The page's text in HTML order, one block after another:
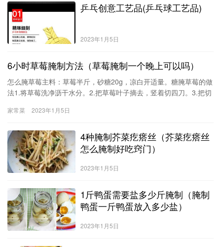
乒乓创意工艺品(乒乓球工艺品)
2023年1月5日
6小时草莓腌制方法（草莓腌制一个晚上可以吗）
怎么腌草莓主料：草莓半斤，砂糖20g，凉白开适量。糖腌草莓的做
法1.将草莓洗净沥干水分。2.把草莓叶子摘去，竖着切四刀。3.把切
洗好的草莓榨成果浆。5.把一部分榨好的果浆倒入拌好的草莓里，再
就可以了。先浸在盐水
家常菜 2023年1月5日
4种腌制芥菜疙瘩丝（芥菜疙瘩丝
怎么腌制好吃窍门）
2023年1月5日
1斤鸭蛋需要盐多少斤腌制（腌制
鸭蛋一斤鸭蛋放入多少盐）
2023年1月5日